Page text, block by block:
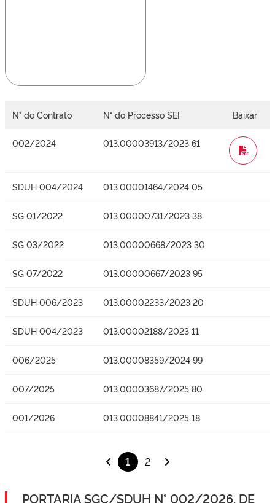
N° do Contrato N° do Processo SEI Baixar
002/2024 013.00003913/2023 61
WORD
SDUH 004/2024 013.00001464/2024 05
SG 01/2022 013.00000731/2023 38
SG 03/2022 013.00000668/2023 30
SG 07/2022 013.00000667/2023 95
SDUH 006/2023 013.00002233/2023 20
SDUH 004/2023 013.00002188/2023 11
006/2025 013.00008359/2024 99
007/2025 013.00003687/2025 80
001/2026 013.00008841/2025 18
1 2
PORTARIA SGC/SDUH N° 002/2026, DE